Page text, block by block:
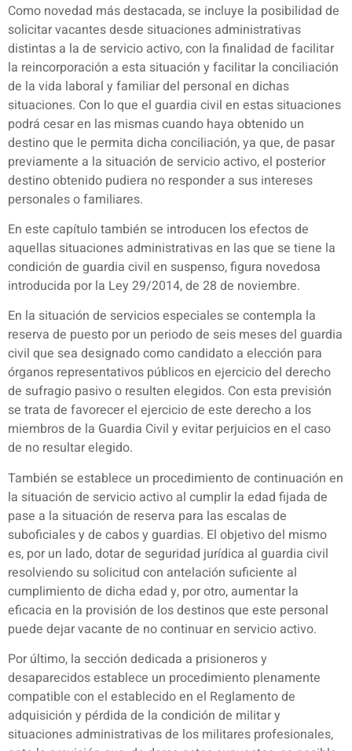
Como novedad más destacada, se incluye la posibilidad de
solicitar vacantes desde situaciones administrativas
distintas a la de servicio activo, con la finalidad de facilitar
la reincorporación a esta situación y facilitar la conciliación
de la vida laboral y familiar del personal en dichas
situaciones. Con lo que el guardia civil en estas situaciones
podrá cesar en las mismas cuando haya obtenido un
destino que le permita dicha conciliación, ya que, de pasar
previamente a la situación de servicio activo, el posterior
destino obtenido pudiera no responder a sus intereses
personales o familiares.
En este capítulo también se introducen los efectos de
aquellas situaciones administrativas en las que se tiene la
condición de guardia civil en suspenso, figura novedosa
introducida por la Ley 29/2014, de 28 de noviembre.
En la situación de servicios especiales se contempla la
reserva de puesto por un periodo de seis meses del guardia
civil que sea designado como candidato a elección para
órganos representativos públicos en ejercicio del derecho
de sufragio pasivo o resulten elegidos. Con esta previsión
se trata de favorecer el ejercicio de este derecho a los
miembros de la Guardia Civil y evitar perjuicios en el caso
de no resultar elegido.
También se establece un procedimiento de continuación en
la situación de servicio activo al cumplir la edad fijada de
pase a la situación de reserva para las escalas de
suboficiales y de cabos y guardias. El objetivo del mismo
es, por un lado, dotar de seguridad jurídica al guardia civil
resolviendo su solicitud con antelación suficiente al
cumplimiento de dicha edad y, por otro, aumentar la
eficacia en la provisión de los destinos que este personal
puede dejar vacante de no continuar en servicio activo.
Por último, la sección dedicada a prisioneros y
desaparecidos establece un procedimiento plenamente
compatible con el establecido en el Reglamento de
adquisición y pérdida de la condición de militar y
situaciones administrativas de los militares profesionales,